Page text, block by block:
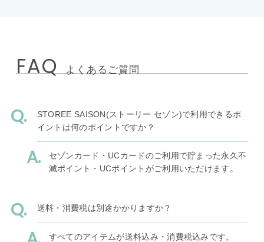
FAQ よくあるご質問
STOREE SAISON(ストーリー セゾン)で利用できるポ
イントは何のポイントですか？
セゾンカード・UCカードのご利用で貯まった永久不
滅ポイント・UCポイントがご利用いただけます。
送料・消費税は別途かかりますか？
すべてのアイテムが送料込み・消費税込みです。